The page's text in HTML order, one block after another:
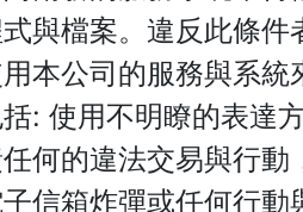
與檔案。違反此條
本公司的服務與系
: 使用不明瞭的表達
何的違法交易與行
信箱炸彈或任何行